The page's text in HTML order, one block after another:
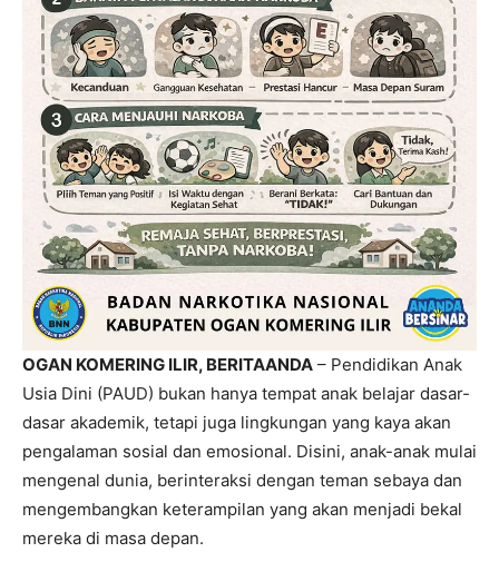
OGAN KOMERING ILIR, BERITAANDA – Pendidikan Anak
Usia Dini (PAUD) bukan hanya tempat anak belajar dasar-
dasar akademik, tetapi juga lingkungan yang kaya akan
pengalaman sosial dan emosional. Disini, anak-anak mulai
mengenal dunia, berinteraksi dengan teman sebaya dan
mengembangkan keterampilan yang akan menjadi bekal
mereka di masa depan.